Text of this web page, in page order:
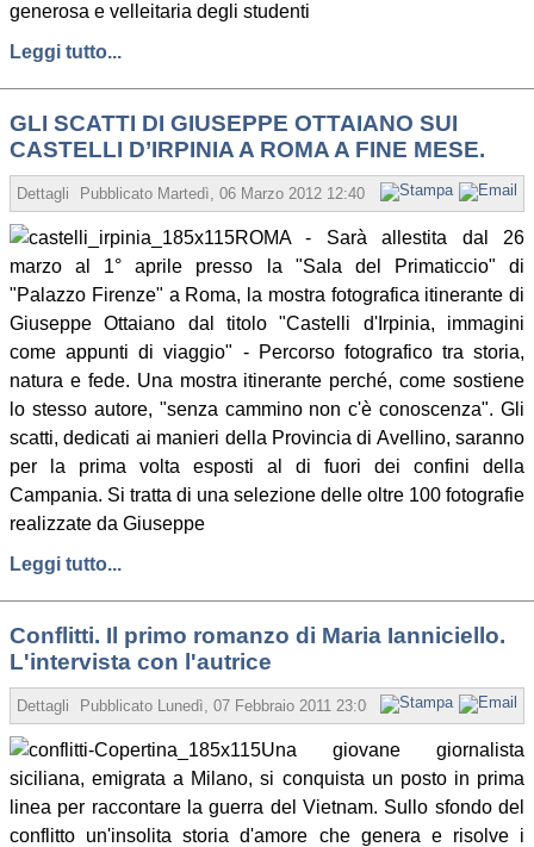
generosa e velleitaria degli studenti
Leggi tutto...
GLI SCATTI DI GIUSEPPE OTTAIANO SUI
CASTELLI D’IRPINIA A ROMA A FINE MESE.
Dettagli Pubblicato Martedì, 06 Marzo 2012 12:40 Scritto da Gaetana Di
ROMA - Sarà allestita dal 26
marzo al 1° aprile presso la "Sala del Primaticcio" di
"Palazzo Firenze" a Roma, la mostra fotografica itinerante di
Giuseppe Ottaiano dal titolo "Castelli d'Irpinia, immagini
come appunti di viaggio" - Percorso fotografico tra storia,
natura e fede. Una mostra itinerante perché, come sostiene
lo stesso autore, "senza cammino non c'è conoscenza". Gli
scatti, dedicati ai manieri della Provincia di Avellino, saranno
per la prima volta esposti al di fuori dei confini della
Campania. Si tratta di una selezione delle oltre 100 fotografie
realizzate da Giuseppe
Leggi tutto...
Conflitti. Il primo romanzo di Maria Ianniciello.
L'intervista con l'autrice
Dettagli Pubblicato Lunedì, 07 Febbraio 2011 23:05 Scritto da Redazione
Una giovane giornalista
siciliana, emigrata a Milano, si conquista un posto in prima
linea per raccontare la guerra del Vietnam. Sullo sfondo del
conflitto un'insolita storia d'amore che genera e risolve i